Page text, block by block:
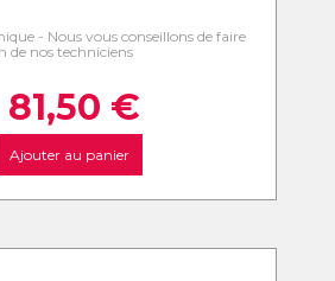
- Nous vous conseillons de faire
de nos techniciens
81,50 €
Ajouter au panier